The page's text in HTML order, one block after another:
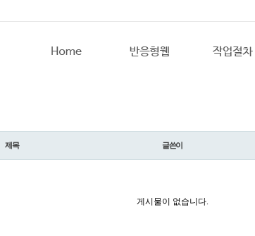
제목 글쓴이
게시물이 없습니다.